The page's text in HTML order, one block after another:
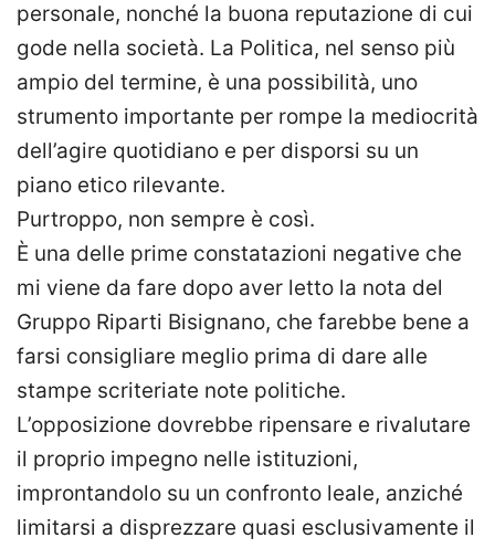
personale, nonché la buona reputazione di cui
gode nella società. La Politica, nel senso più
ampio del termine, è una possibilità, uno
strumento importante per rompe la mediocrità
dell’agire quotidiano e per disporsi su un
piano etico rilevante.
Purtroppo, non sempre è così.
È una delle prime constatazioni negative che
mi viene da fare dopo aver letto la nota del
Gruppo Riparti Bisignano, che farebbe bene a
farsi consigliare meglio prima di dare alle
stampe scriteriate note politiche.
L’opposizione dovrebbe ripensare e rivalutare
il proprio impegno nelle istituzioni,
improntandolo su un confronto leale, anziché
limitarsi a disprezzare quasi esclusivamente il